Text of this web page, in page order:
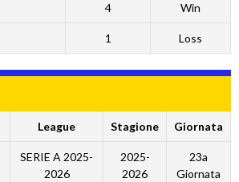
4 Win
1 Loss
League Stagione Giornata
SERIE A 2025-
2026
2025-
2026
23a
Giornata